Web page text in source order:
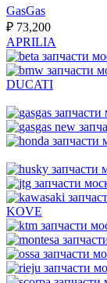
GasGas
₽ 73,200
APRILIA
DUCATI
KOVE